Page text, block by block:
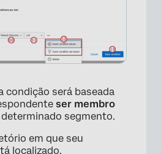
condição será baseada
ser membro
segmento.
em que seu
localizado.